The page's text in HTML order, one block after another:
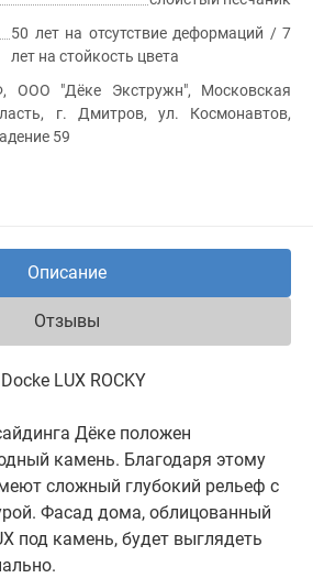
50 лет на отсутствие деформаций / 7
лет на стойкость цвета
ООО "Дёке Экстружн", Московская
г. Дмитров, ул. Космонавтов,
59
Описание
Отзывы
LUX ROCKY
Дёке положен
камень. Благодаря этому
сложный глубокий рельеф с
Фасад дома, облицованный
под камень, будет выглядеть